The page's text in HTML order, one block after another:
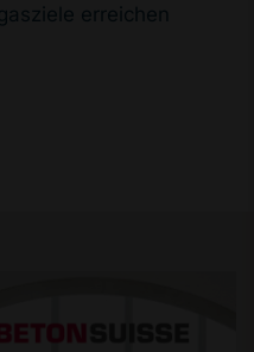
erreichen